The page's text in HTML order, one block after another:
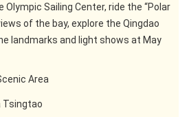
Sailing Center, ride the “Polar
of the bay, explore the Qingdao
landmarks and light shows at May
Area
Tsingtao